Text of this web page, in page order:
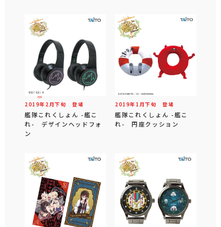
2019年 2 月下旬 登場
艦隊これくしょん -艦こ
れ- デザインヘッドフォ
ン
2019年 1 月下旬 登場
艦隊これくしょん -艦こ
れ- 円座クッション